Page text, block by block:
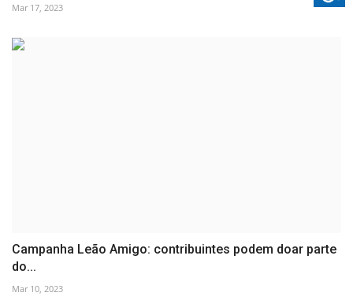
Mar 17, 2023
Campanha Leão Amigo: contribuintes podem doar parte
do...
Mar 10, 2023